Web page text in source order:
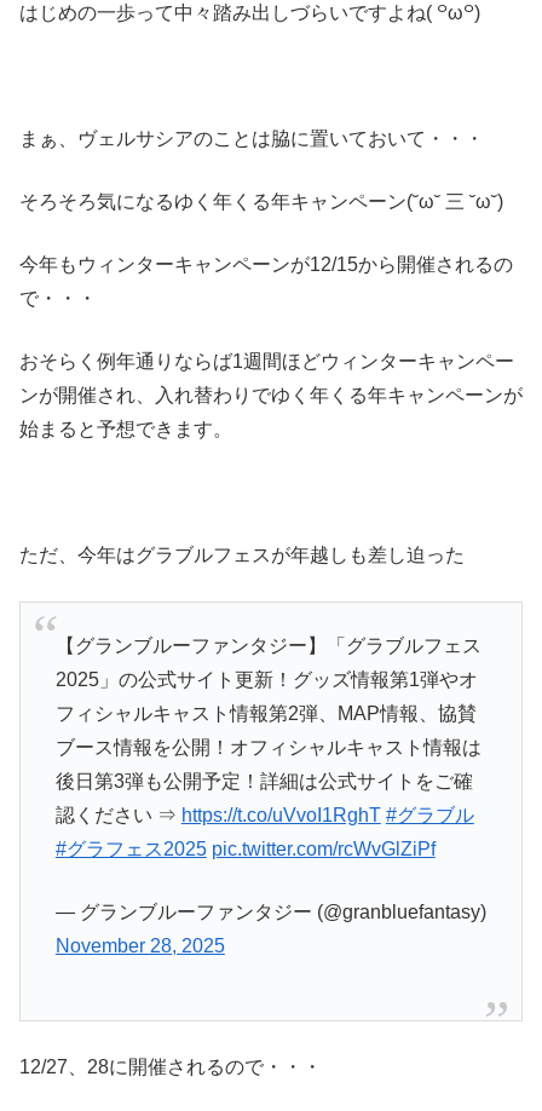
はじめの一歩って中々踏み出しづらいですよね( ꒪ω꒪)
まぁ、ヴェルサシアのことは脇に置いておいて・・・
そろそろ気になるゆく年くる年キャンペーン(˘ω˘ 三 ˘ω˘)
今年もウィンターキャンペーンが12/15から開催されるの
で・・・
おそらく例年通りならば1週間ほどウィンターキャンペー
ンが開催され、入れ替わりでゆく年くる年キャンペーンが
始まると予想できます。
ただ、今年はグラブルフェスが年越しも差し迫った
【グランブルーファンタジー】「グラブルフェス
2025」の公式サイト更新！グッズ情報第1弾やオ
フィシャルキャスト情報第2弾、MAP情報、協賛
ブース情報を公開！オフィシャルキャスト情報は
後日第3弾も公開予定！詳細は公式サイトをご確
認ください ⇒ https://t.co/uVvoI1RghT #グラブル
#グラフェス2025 pic.twitter.com/rcWvGlZiPf
— グランブルーファンタジー (@granbluefantasy)
November 28, 2025
12/27、28に開催されるので・・・